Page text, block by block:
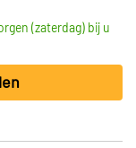
(zaterdag) bij u